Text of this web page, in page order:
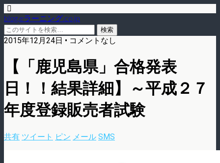
blog.eラーニング.co.jp
2015年12月24日 • コメントなし
【「鹿児島県」合格発表
日！！結果詳細】～平成２７
年度登録販売者試験
共有 ツイート ピン メール SMS